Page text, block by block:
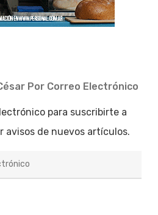
Por Correo Electrónico
para suscribirte a
avisos de nuevos artículos.